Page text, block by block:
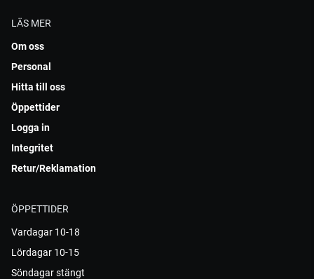
LÄS MER
Om oss
Personal
Hitta till oss
Öppettider
Logga in
Integritet
Retur/Reklamation
ÖPPETTIDER
Vardagar 10-18
Lördagar 10-15
Söndagar stängt